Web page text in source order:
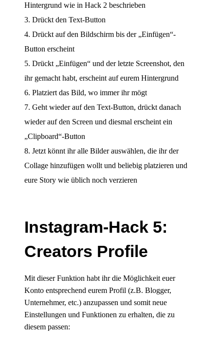
Hintergrund wie in Hack 2 beschrieben
Drückt den Text-Button
Drückt auf den Bildschirm bis der „Einfügen“-
Button erscheint
Drückt „Einfügen“ und der letzte Screenshot, den
ihr gemacht habt, erscheint auf eurem Hintergrund
Platziert das Bild, wo immer ihr mögt
Geht wieder auf den Text-Button, drückt danach
wieder auf den Screen und diesmal erscheint ein
„Clipboard“-Button
Jetzt könnt ihr alle Bilder auswählen, die ihr der
Collage hinzufügen wollt und beliebig platzieren und
eure Story wie üblich noch verzieren
Instagram-Hack 5:
Creators Profile
Mit dieser Funktion habt ihr die Möglichkeit euer
Konto entsprechend eurem Profil (z.B. Blogger,
Unternehmer, etc.) anzupassen und somit neue
Einstellungen und Funktionen zu erhalten, die zu
diesem passen: